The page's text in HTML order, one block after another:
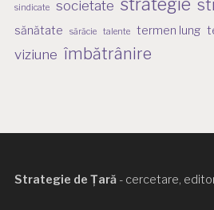
sindicate societate
sănătate sărăcie talente termen lung
viziune îmbătrânire
Strategie de Țară - cercetare,